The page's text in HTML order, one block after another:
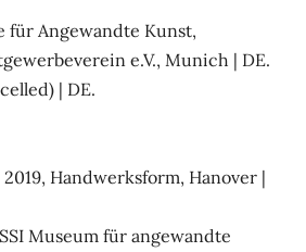
für Angewandte Kunst,
e.V., Munich | DE.
| DE.
Handwerksform, Hanover |
Museum für angewandte